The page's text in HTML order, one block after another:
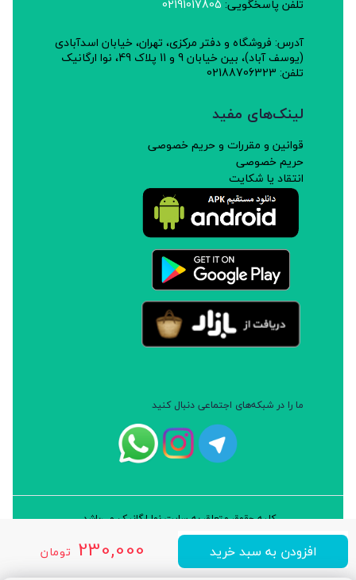
230,000 تومان افزودن به سبد خرید
تلفن پاسخگویی: 02191017805
آدرس: فروشگاه و دفتر مرکزی، تهران، خیابان اسدآبادی
(یوسف آباد)، بین خیابان 9 و 11 پلاک 49، نوا ارگانیک
تلفن: 02188706323
لینک‌های مفید
قوانین و مقررات و حریم خصوصی
حریم خصوصی
انتقاد یا شکایت
ما را در شبکه‌های اجتماعی دنبال کنید
کلیه حقوق متعلق به سایت نوا ارگانیک می‌باشد.
طراحی و توسعه: شرکت داده پردازان سورن ایرانیان (نرم افزار سارب)